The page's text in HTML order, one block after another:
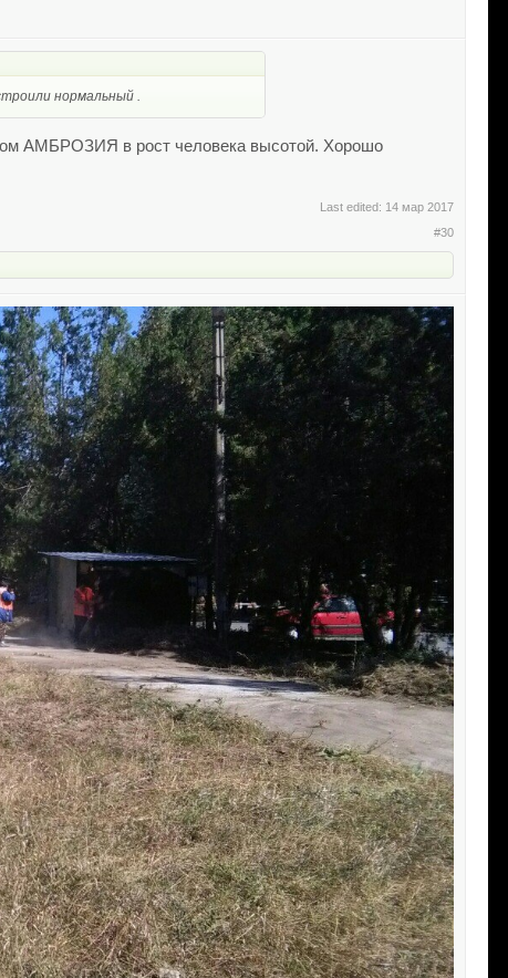
нормальный .
АМБРОЗИЯ в рост человека высотой. Хорошо
Last edited: 14 мар 2017
#30